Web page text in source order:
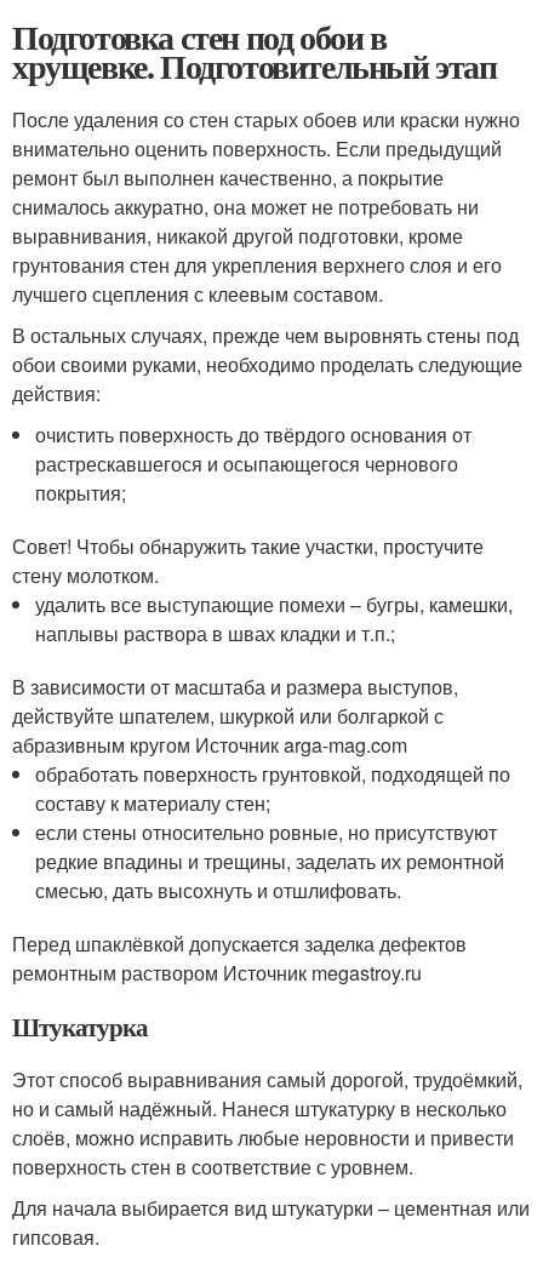
Подготовка стен под обои в
хрущевке. Подготовительный этап
После удаления со стен старых обоев или краски нужно
внимательно оценить поверхность. Если предыдущий
ремонт был выполнен качественно, а покрытие
снималось аккуратно, она может не потребовать ни
выравнивания, никакой другой подготовки, кроме
грунтования стен для укрепления верхнего слоя и его
лучшего сцепления с клеевым составом.
В остальных случаях, прежде чем выровнять стены под
обои своими руками, необходимо проделать следующие
действия:
очистить поверхность до твёрдого основания от
растрескавшегося и осыпающегося чернового
покрытия;
Совет! Чтобы обнаружить такие участки, простучите
стену молотком.
удалить все выступающие помехи – бугры, камешки,
наплывы раствора в швах кладки и т.п.;
В зависимости от масштаба и размера выступов,
действуйте шпателем, шкуркой или болгаркой с
абразивным кругом Источник arga-mag.com
обработать поверхность грунтовкой, подходящей по
составу к материалу стен;
если стены относительно ровные, но присутствуют
редкие впадины и трещины, заделать их ремонтной
смесью, дать высохнуть и отшлифовать.
Перед шпаклёвкой допускается заделка дефектов
ремонтным раствором Источник megastroy.ru
Штукатурка
Этот способ выравнивания самый дорогой, трудоёмкий,
но и самый надёжный. Нанеся штукатурку в несколько
слоёв, можно исправить любые неровности и привести
поверхность стен в соответствие с уровнем.
Для начала выбирается вид штукатурки – цементная или
гипсовая.